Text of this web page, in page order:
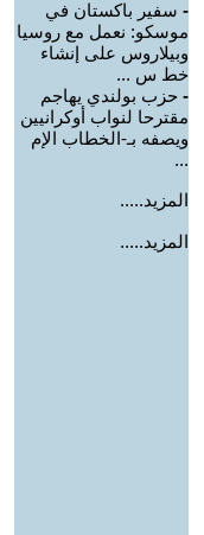
- سفير باكستان في
موسكو: نعمل مع روسيا
وبيلاروس على إنشاء
خط س ...
- حزب بولندي يهاجم
مقترحا لنواب أوكرانيين
ويصفه بـ-الخطاب الإم
...
المزيد.....
المزيد.....